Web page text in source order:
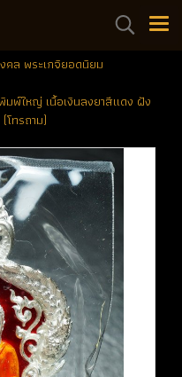
คล พระเกจิยอดนิยม
พ์ใหญ่ เนื้อเงินลงยาสีแดง ฝัง
โทรถาม)